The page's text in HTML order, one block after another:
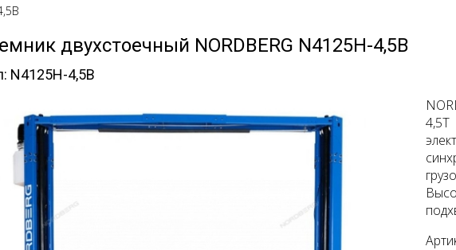
двухстоечный NORDBERG N4125H-4,5B
N4125H-4,5B